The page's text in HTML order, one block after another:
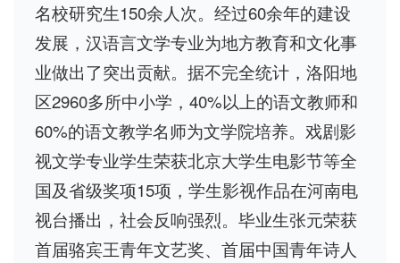
名校研究生150余人次。经过60余年的建设
发展，汉语言文学专业为地方教育和文化事
业做出了突出贡献。据不完全统计，洛阳地
区2960多所中小学，40%以上的语文教师和
60%的语文教学名师为文学院培养。戏剧影
视文学专业学生荣获北京大学生电影节等全
国及省级奖项15项，学生影视作品在河南电
视台播出，社会反响强烈。毕业生张元荣获
首届骆宾王青年文艺奖、首届中国青年诗人